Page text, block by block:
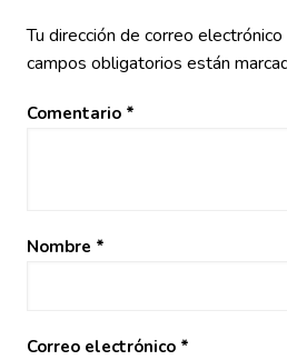
Tu dirección de correo
campos obligatorios están
Comentario *
Nombre *
Correo electrónico *